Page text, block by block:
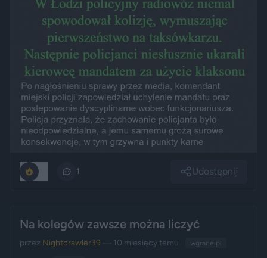
1 Udostępnij
Na kolegów zawsze można liczyć
przez Nightcrawler39 — 10 miesięcy temu wgrane.pl